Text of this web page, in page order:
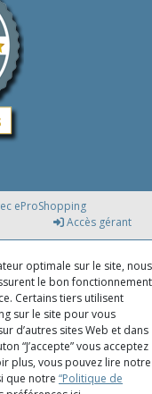
eProShopping
Accès gérant
optimale sur le site, nous
le bon fonctionnement
Certains tiers utilisent
sur le site pour vous
d’autres sites Web et dans
“J’accepte” vous acceptez
plus, vous pouvez lire notre
que notre “Politique de